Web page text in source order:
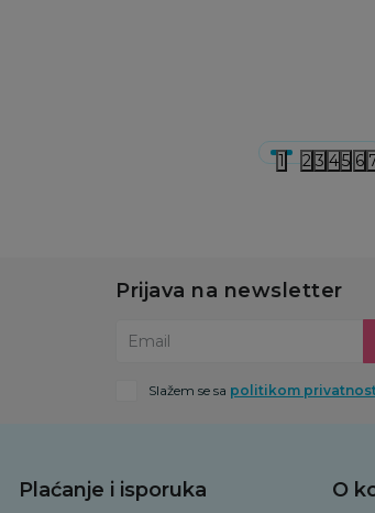
1 2 3 45 6
Prijava na newsletter
Email
Slažem se sa politikom
Plaćanje i isporuka O